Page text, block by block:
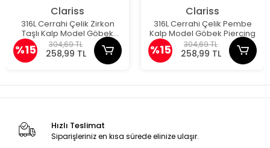
Clariss
316L Cerrahi Çelik Zirkon
Taşlı Kalp Model Göbek
Piercing
%15 304,69 TL
258,99 TL
Clariss
316L Cerrahi Çelik Pembe
Kalp Model Göbek Piercing
%15 304,69 TL
258,99 TL
Hızlı Teslimat
Siparişleriniz en kısa sürede elinize ulaşır.